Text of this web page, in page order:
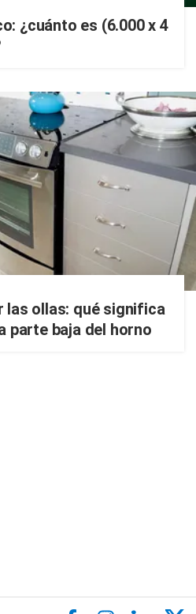
¿cuánto es (6.000 x 4
las ollas: qué significa
parte baja del horno